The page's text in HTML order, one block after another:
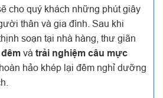
cho quý khách những phút giây
thân và gia đình. Sau khi
soạn tại nhà hàng, thư giãn
và trải nghiệm câu mực
hảo khép lại đêm nghỉ dưỡng